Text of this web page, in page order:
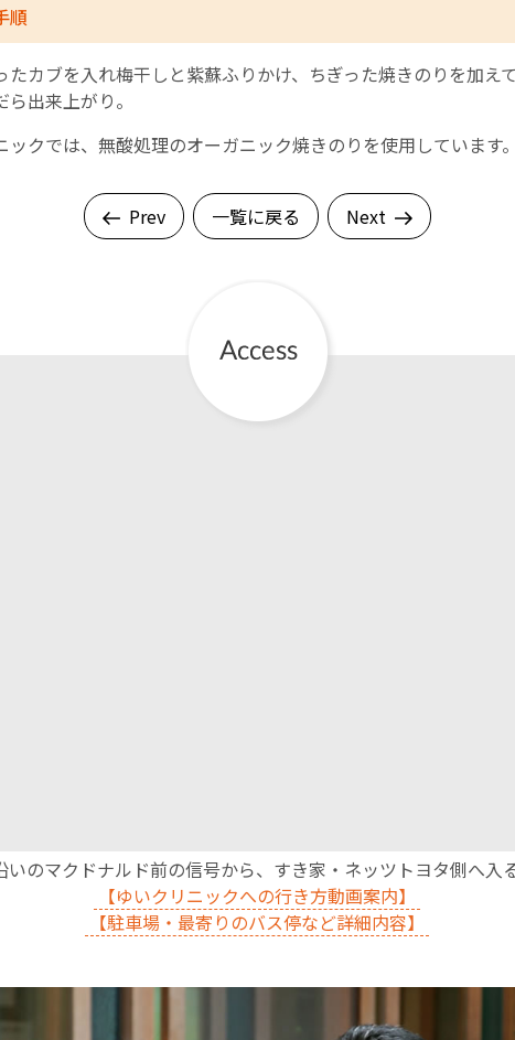
順
たカブを入れ梅干しと紫蘇ふりかけ、ちぎった焼きのりを加え
出来上がり。
クでは、無酸処理のオーガニック焼きのりを使用しています。
Prev 一覧に戻る Next
のマクドナルド前の信号から、すき家・ネッツトヨタ側へ入
【ゆいクリニックへの行き方動画案内】
【駐車場・最寄りのバス停など詳細内容】